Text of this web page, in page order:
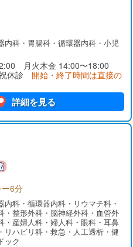
内科・胃腸科・循環器内科・小児
月火木金 14:00〜18:00
休診 開始・終了時間は直接の
詳細を見る
6分
科・循環器内科・リウマチ科・
・整形外科・脳神経外科・血管外
・産婦人科・婦人科・眼科・耳鼻
リハビリ科・救急・人工透析・健
ック